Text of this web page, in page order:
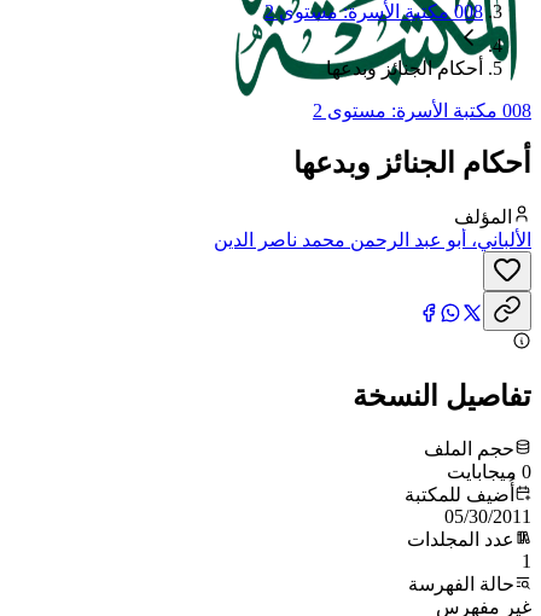
008 مكتبة الأسرة: مستوى 2
أحكام الجنائز وبدعها
008 مكتبة الأسرة: مستوى 2
أحكام الجنائز وبدعها
المؤلف
الألباني، أبو عبد الرحمن محمد ناصر الدين
تفاصيل النسخة
حجم الملف
0 ميجابايت
أُضيف للمكتبة
05/30/2011
عدد المجلدات
1
حالة الفهرسة
غير مفهرس